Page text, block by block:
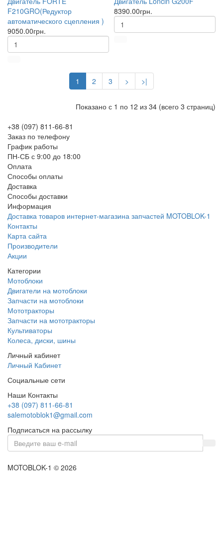
F210GRO(Редуктор
автоматического сцепления )
9050.00грн.
8390.00грн.
1 2 3 > >|
Показано с 1 по 12 из 34 (всего 3 страниц)
+38 (097) 811-66-81
Заказ по телефону
График работы
ПН-СБ с 9:00 до 18:00
Оплата
Способы оплаты
Доставка
Способы доставки
Информация
Доставка товаров интернет-магазина запчастей MOTOBLOK-1
Контакты
Карта сайта
Производители
Акции
Категории
Мотоблоки
Двигатели на мотоблоки
Запчасти на мотоблоки
Мототракторы
Запчасти на мототракторы
Культиваторы
Колеса, диски, шины
Личный кабинет
Личный Кабинет
Социальные сети
Наши Контакты
+38 (097) 811-66-81
salemotoblok1@gmail.com
Подписаться на рассылку
MOTOBLOK-1 © 2026